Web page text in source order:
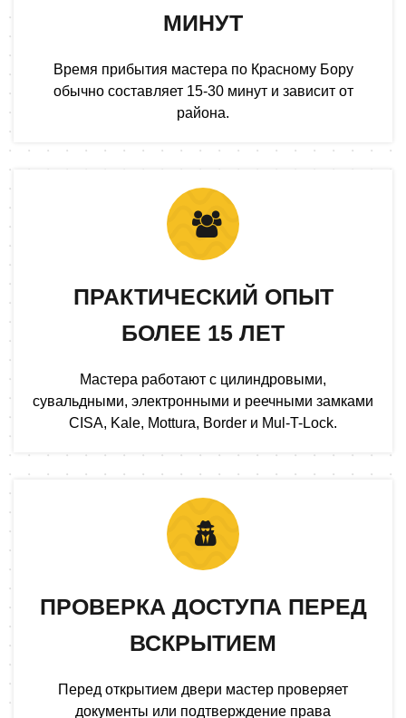
МИНУТ
Время прибытия мастера по Красному Бору
обычно составляет 15-30 минут и зависит от
района.
ПРАКТИЧЕСКИЙ ОПЫТ
БОЛЕЕ 15 ЛЕТ
Мастера работают с цилиндровыми,
сувальдными, электронными и реечными замками
CISA, Kale, Mottura, Border и Mul-T-Lock.
ПРОВЕРКА ДОСТУПА ПЕРЕД
ВСКРЫТИЕМ
Перед открытием двери мастер проверяет
документы или подтверждение права